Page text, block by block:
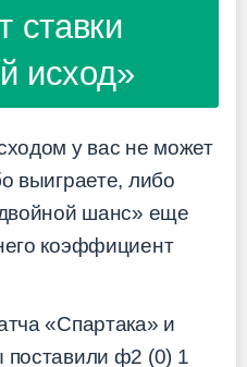
ставки
исход»
у вас не может
выиграете, либо
шанс» еще
коэффициент
«Спартака» и
ф2 (0) 1